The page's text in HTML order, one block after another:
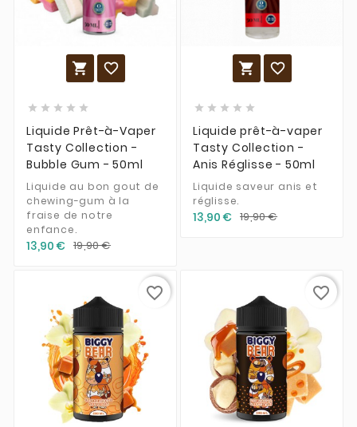
 
    
Liquide Prêt-à-Vaper
Tasty Collection -
Bubble Gum - 50ml
Liquide au bon gout de
chewing-gum à la
fraise de notre
enfance.
13,90 € 19,90 €
 
    
Liquide prêt-à-vaper
Tasty Collection -
Anis Réglisse - 50ml
Liquide saveur anis et
réglisse.
13,90 € 19,90 €
favorite_border favorite_border